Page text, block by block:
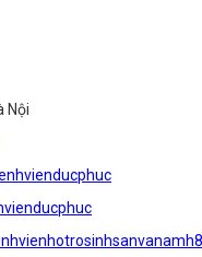
Nội